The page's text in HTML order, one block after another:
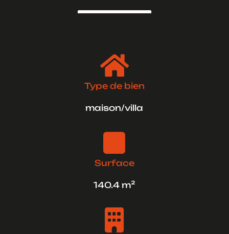

Type de bien
maison/villa

Surface
140.4 m²
